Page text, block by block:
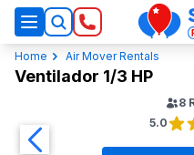
Home Air Mover Rentals
Ventilador 1/3 HP
8
5.0